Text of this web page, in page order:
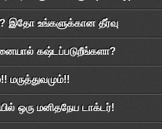
இதோ உங்களுக்கான தீர்வு
கஷ்டப்படுறீங்களா?
மருத்துவமும்!!
ஒரு மனிதநேய டாக்டர்!